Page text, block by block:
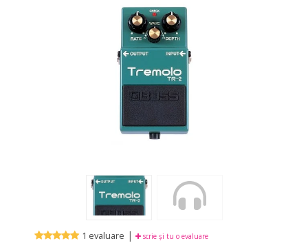
1 evaluare | scrie și tu o evaluare